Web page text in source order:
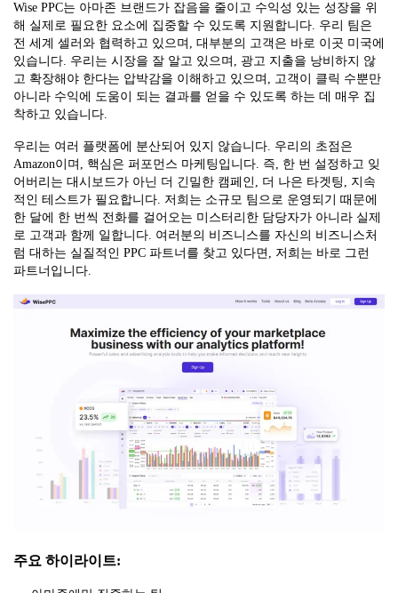
Wise PPC는 아마존 브랜드가 잡음을 줄이고 수익성 있는 성장을 위
해 실제로 필요한 요소에 집중할 수 있도록 지원합니다. 우리 팀은
전 세계 셀러와 협력하고 있으며, 대부분의 고객은 바로 이곳 미국에
있습니다. 우리는 시장을 잘 알고 있으며, 광고 지출을 낭비하지 않
고 확장해야 한다는 압박감을 이해하고 있으며, 고객이 클릭 수뿐만
아니라 수익에 도움이 되는 결과를 얻을 수 있도록 하는 데 매우 집
착하고 있습니다.
우리는 여러 플랫폼에 분산되어 있지 않습니다. 우리의 초점은
Amazon이며, 핵심은 퍼포먼스 마케팅입니다. 즉, 한 번 설정하고 잊
어버리는 대시보드가 아닌 더 긴밀한 캠페인, 더 나은 타겟팅, 지속
적인 테스트가 필요합니다. 저희는 소규모 팀으로 운영되기 때문에
한 달에 한 번씩 전화를 걸어오는 미스터리한 담당자가 아니라 실제
로 고객과 함께 일합니다. 여러분의 비즈니스를 자신의 비즈니스처
럼 대하는 실질적인 PPC 파트너를 찾고 있다면, 저희는 바로 그런
파트너입니다.
주요 하이라이트: